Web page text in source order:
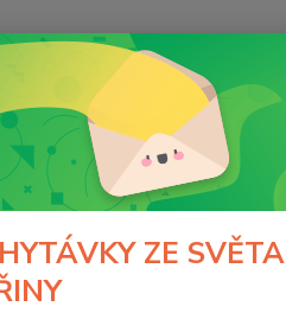
nástrahy
ZE SVĚTA